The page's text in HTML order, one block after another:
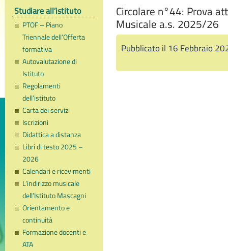
Studiare all’istituto
PTOF – Piano
Triennale dell’Offerta
formativa
Autovalutazione di
Istituto
Regolamenti
dell’istituto
Carta dei servizi
Iscrizioni
Didattica a distanza
Libri di testo 2025 –
2026
Calendari e ricevimenti
L’indirizzo musicale
dell’Istituto Mascagni
Orientamento e
continuità
Formazione docenti e
ATA
Circolare n°44: Prova
Musicale a.s. 2025/26
Pubblicato il 16 Febbraio